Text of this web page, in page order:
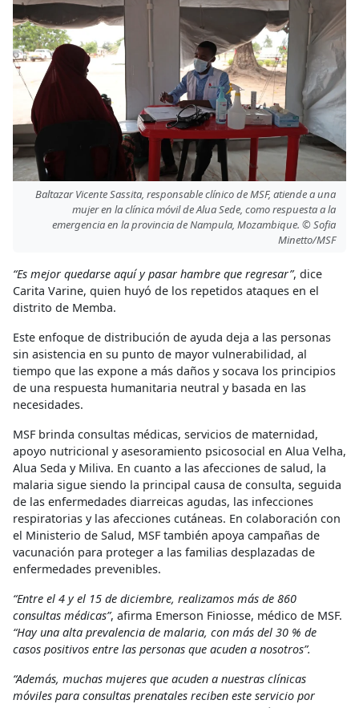
Baltazar Vicente Sassita, responsable clínico de MSF, atiende a una
mujer en la clínica móvil de Alua Sede, como respuesta a la
emergencia en la provincia de Nampula, Mozambique. © Sofia
Minetto/MSF
“Es mejor quedarse aquí y pasar hambre que regresar”, dice
Carita Varine, quien huyó de los repetidos ataques en el
distrito de Memba.
Este enfoque de distribución de ayuda deja a las personas
sin asistencia en su punto de mayor vulnerabilidad, al
tiempo que las expone a más daños y socava los principios
de una respuesta humanitaria neutral y basada en las
necesidades.
MSF brinda consultas médicas, servicios de maternidad,
apoyo nutricional y asesoramiento psicosocial en Alua Velha,
Alua Seda y Miliva. En cuanto a las afecciones de salud, la
malaria sigue siendo la principal causa de consulta, seguida
de las enfermedades diarreicas agudas, las infecciones
respiratorias y las afecciones cutáneas. En colaboración con
el Ministerio de Salud, MSF también apoya campañas de
vacunación para proteger a las familias desplazadas de
enfermedades prevenibles.
“Entre el 4 y el 15 de diciembre, realizamos más de 860
consultas médicas”, afirma Emerson Finiosse, médico de MSF.
“Hay una alta prevalencia de malaria, con más del 30 % de
casos positivos entre las personas que acuden a nosotros”.
“Además, muchas mujeres que acuden a nuestras clínicas
móviles para consultas prenatales reciben este servicio por